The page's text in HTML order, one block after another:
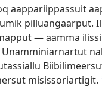
aap­pariip­pas­suit
pil­luangaar­put.
— aam­ma
Unam­miniar­nar­tut
misis­soriar­tigit.